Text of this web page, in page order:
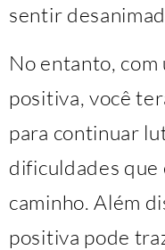
sentir
No entanto,
positiva, você
para continuar
dificuldades que
caminho. Além
positiva pode